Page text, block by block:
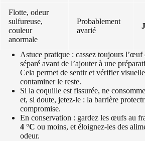
Flotte, odeur
sulfureuse,
couleur
anormale
Probablement
avarié
Astuce pratique : cassez toujours l’œuf
séparé avant de l’ajouter à une
Cela permet de sentir et vérifier
contaminer le reste.
Si la coquille est fissurée, ne
et, si doute, jetez-le : la barrière
compromise.
En conservation : gardez les œufs au
4 °C ou moins, et éloignez-les des
odeur.